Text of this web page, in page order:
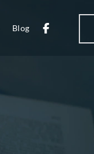
Blog